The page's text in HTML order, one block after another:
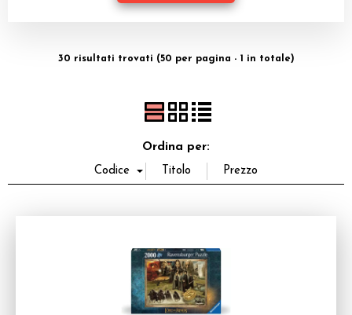
Accessori30 risultati trovati (50 per pagina - 1 in totale)
Ordina per: